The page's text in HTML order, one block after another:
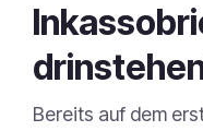
Bereits auf dem